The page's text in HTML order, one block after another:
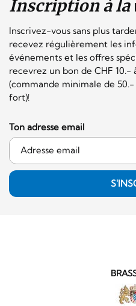
Inscription à la
Inscrivez-vous sans plus
recevez régulièrement les
événements et les offres
recevrez un bon de CHF 10.-
(commande minimale de
fort)!
Ton adresse email